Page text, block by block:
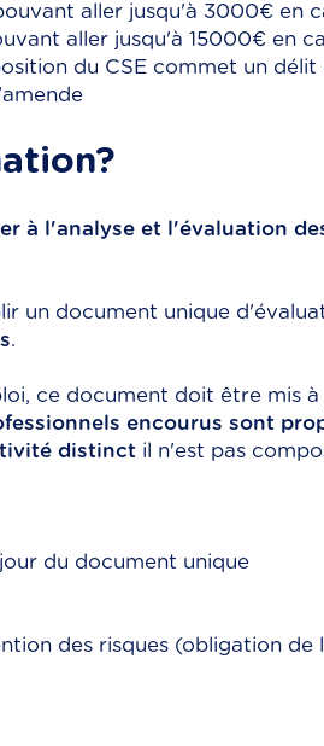
aller jusqu'à 3000€ en
aller jusqu'à 15000€ en
du CSE commet un
à l'analyse et l'évaluation
un document unique
.
ce document doit être mis
encourus sont
distinct il n'est pas
du document unique
des risques (obligation de